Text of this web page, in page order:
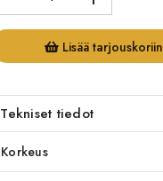
Lisää tarjouskoriin
Tekniset tiedot
Korkeus